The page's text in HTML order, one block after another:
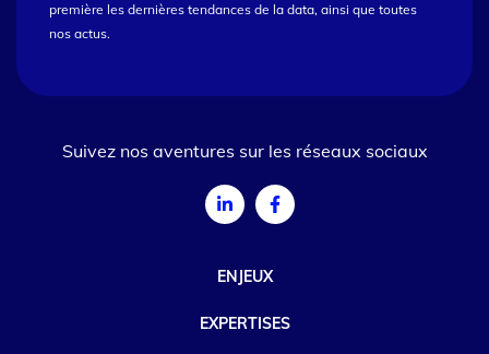
ENJEUX
EXPERTISES
première les dernières tendances de la data, ainsi que toutes
nos actus.
Suivez nos aventures sur les réseaux sociaux